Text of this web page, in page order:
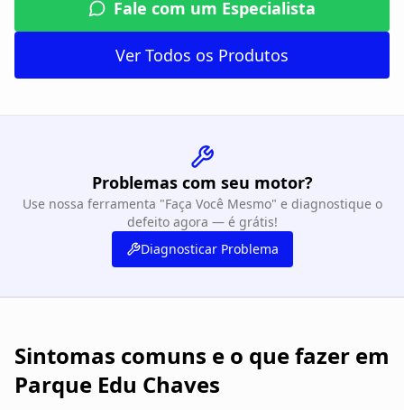
Fale com um Especialista
Ver Todos os Produtos
Problemas com seu motor?
Use nossa ferramenta "Faça Você Mesmo" e diagnostique o
defeito agora — é grátis!
Diagnosticar Problema
Sintomas comuns e o que fazer em
Parque Edu Chaves